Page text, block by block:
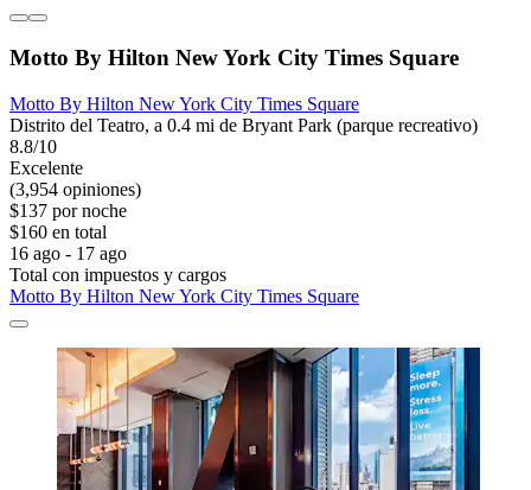
Motto By Hilton New York City Times Square
Motto By Hilton New York City Times Square
Distrito del Teatro, a 0.4 mi de Bryant Park (parque recreativo)
8.8/10
Excelente
(3,954 opiniones)
$137 por noche
$160 en total
16 ago - 17 ago
Total con impuestos y cargos
Motto By Hilton New York City Times Square